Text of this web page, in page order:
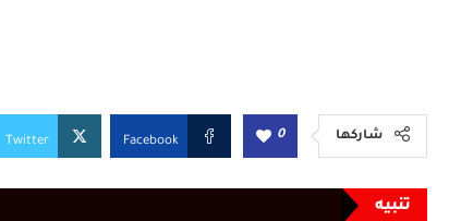
شاركها 0
Facebook
Twitter
تنبيه